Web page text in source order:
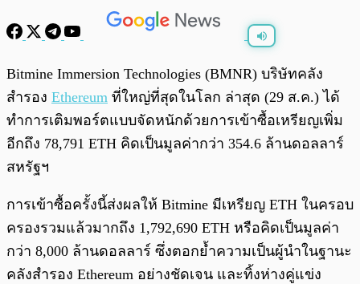
0:00 0:00
Bitmine Immersion Technologies (BMNR) บริษัทคลัง
สำรอง Ethereum ที่ใหญ่ที่สุดในโลก ล่าสุด (29 ส.ค.) ได้
ทำการเติมพอร์ตแบบจัดหนักด้วยการเข้าซื้อเหรียญเพิ่ม
อีกถึง 78,791 ETH คิดเป็นมูลค่ากว่า 354.6 ล้านดอลลาร์
สหรัฐฯ
การเข้าซื้อครั้งนี้ส่งผลให้ Bitmine มีเหรียญ ETH ในครอบ
ครองรวมแล้วมากถึง 1,792,690 ETH หรือคิดเป็นมูลค่า
กว่า 8,000 ล้านดอลลาร์ ซึ่งตอกย้ำความเป็นผู้นำในฐานะ
คลังสำรอง Ethereum อย่างชัดเจน และทิ้งห่างคู่แข่ง